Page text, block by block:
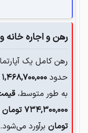
رهن و اجاره
رهن کامل یک
حدود ۱,۴۶۸,۷۰۰,۰۰۰
به طور متوسط،
۷۳۴,۳۰۰,۰۰۰ تومان
تومان برآورد می‌شود.